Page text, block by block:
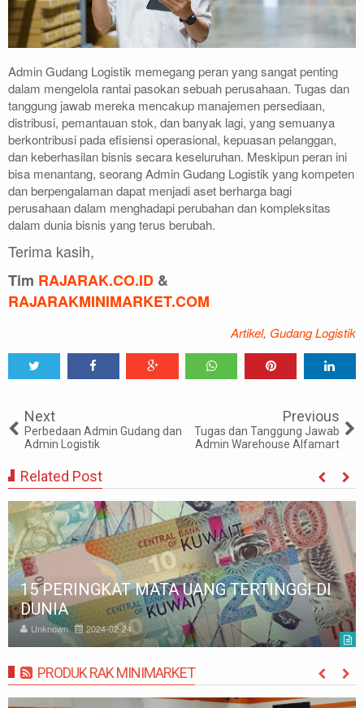
Admin Gudang Logistik memegang peran yang sangat penting
dalam mengelola rantai pasokan sebuah perusahaan. Tugas dan
tanggung jawab mereka mencakup manajemen persediaan,
distribusi, pemantauan stok, dan banyak lagi, yang semuanya
berkontribusi pada efisiensi operasional, kepuasan pelanggan,
dan keberhasilan bisnis secara keseluruhan. Meskipun peran ini
bisa menantang, seorang Admin Gudang Logistik yang kompeten
dan berpengalaman dapat menjadi aset berharga bagi
perusahaan dalam menghadapi perubahan dan kompleksitas
dalam dunia bisnis yang terus berubah.
Terima kasih,
Tim RAJARAK.CO.ID &
RAJARAKMINIMARKET.COM
Artikel, Gudang Logistik
Next
Perbedaan Admin Gudang dan
Admin Logistik
Previous
Tugas dan Tanggung Jawab
Admin Warehouse Alfamart
Related Post
UKURAN KASUR 90x200, 100x200, 120x200,
140x200, 160x200, 180x200 | FUNGSI,
MANFAAT DAN KEGUNAAN
Unknown 2023-11-28
PRODUK RAK MINIMARKET MORE